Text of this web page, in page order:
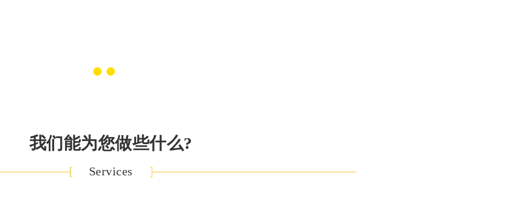
我们能为您做些什么?
Services